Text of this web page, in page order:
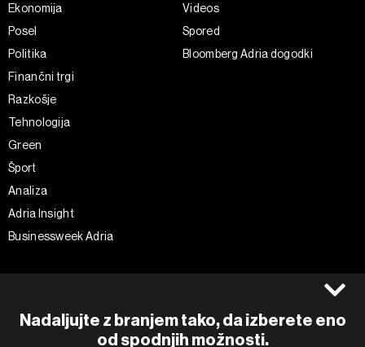
Nadaljujte z branjem tako, da izberete eno
od spodnjih možnosti.
Ekonomija
Posel
Politika
Finančni trgi
Razkošje
Tehnologija
Green
Šport
Analiza
Adria Insight
Businessweek Adria
Videos
Spored
Bloomberg Adria dogodki
Piškotki
Instagram